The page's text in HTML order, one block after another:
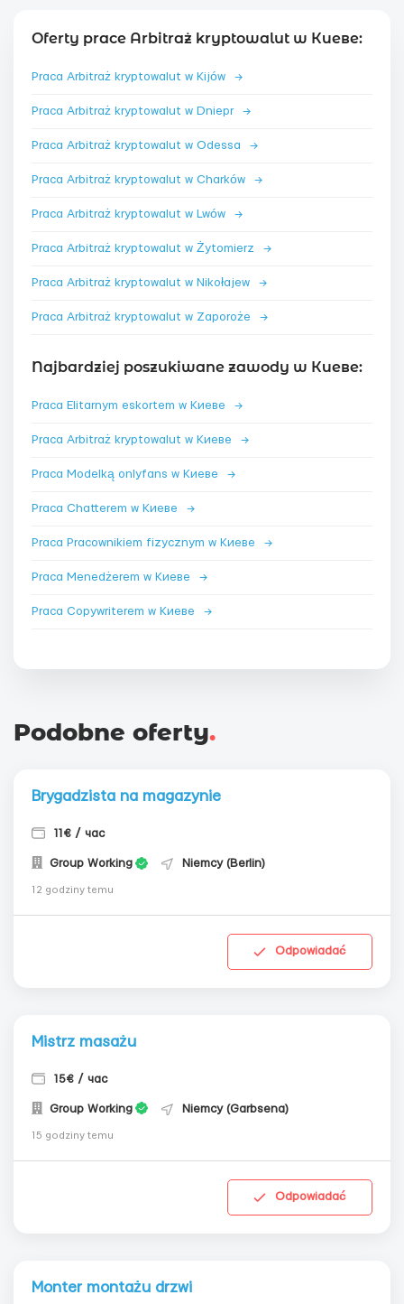
Oferty prace Arbitraż kryptowalut w Киеве:
Praca Arbitraż kryptowalut w Kijów →
Praca Arbitraż kryptowalut w Dniepr →
Praca Arbitraż kryptowalut w Odessa →
Praca Arbitraż kryptowalut w Charków →
Praca Arbitraż kryptowalut w Lwów →
Praca Arbitraż kryptowalut w Żytomierz →
Praca Arbitraż kryptowalut w Nikołajew →
Praca Arbitraż kryptowalut w Zaporoże →
Najbardziej poszukiwane zawody w Киеве:
Praca Elitarnym eskortem w Киеве →
Praca Arbitraż kryptowalut w Киеве →
Praca Modelką onlyfans w Киеве →
Praca Chatterem w Киеве →
Praca Pracownikiem fizycznym w Киеве →
Praca Menedżerem w Киеве →
Praca Copywriterem w Киеве →
Podobne oferty.
Brygadzista na magazynie
11€ / час
Group Working Niemcy (Berlin)
12 godziny temu
Odpowiadać
Mistrz masażu
15€ / час
Group Working Niemcy (Garbsena)
15 godziny temu
Odpowiadać
Monter montażu drzwi